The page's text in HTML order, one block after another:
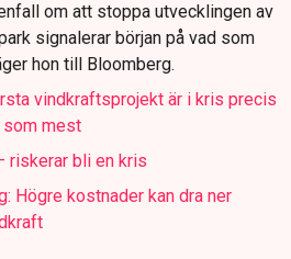
om att stoppa utvecklingen av
signalerar början på vad som
hon till Bloomberg.
vindkraftsprojekt är i kris precis
som mest
riskerar bli en kris
Högre kostnader kan dra ner